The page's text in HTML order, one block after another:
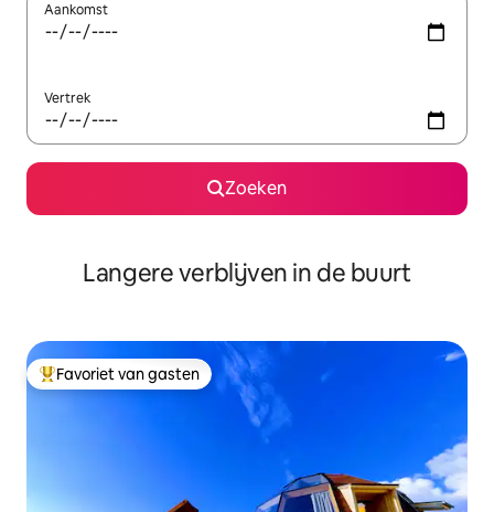
Aankomst
Vertrek
Zoeken
Langere verblijven in de buurt
Topfavoriet van gasten
Favoriet van gasten